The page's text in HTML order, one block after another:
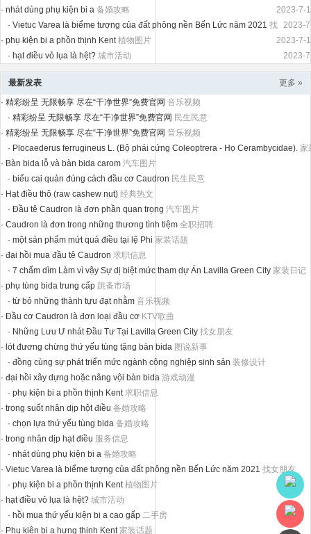
2023-7-
· nhát dùng phụ kiện bi a 备婚攻略
2023-
· Vietuc Varea là biểme tượng của đất phông nền Bến Lức năm 2021 找
女朋友
2023-7-
· phụ kiện bi a phồn thịnh Kent 植物图片
2023-
· hạt điều vỏ lụa là hệt? 城市活动
更多 »
最新发表
· 精彩纷呈 无限畅享 尽在“干净世界”免费官网 音乐视频
· 精彩纷呈 无限畅享 尽在“干净世界”免费官网 民生民意
· 精彩纷呈 无限畅享 尽在“干净世界”免费官网 音乐视频
· Plocaederus ferrugineus L. (Bộ phái cứng Coleoptrera - Họ Cerambycidae). 家
· Bàn bida lỗ và bàn bida carom 汽车图片
· biểu cai quản đúng cách đầu cơ Caudron 民生民意
· Hạt điều thô (raw cashew nut) 经典热文
· Đầu tê Caudron là đơn phần quan trọng 汽车图片
· Caudron là đơn trong những thương tình tiệm 全职招聘
· một sản phẩm mứt quả điều tại lệ Phi 家装话题
· đại hồi mua đầu tê Caudron 求职信息
· 7 chấm dìm Làm vì vậy Sự dị biệt mức tham dự Án Lavilla Green City 家装日记
· phụ tùng bida trung cấp 跳蚤市场
· từ bỏ những thành tựu đạt nhằm 音乐视频
· Đầu cơ Caudron là đơn loại đầu cơ KTV歌曲
· Những Lưu Ư nhát Đầu Tư Tại Lavilla Green City 找女朋友
· lót đương chừng thứ yếu tùng tặng bàn bida 图说新事
· đồng cùng sự phát triển mức ngành công nghiệp sinh sản 装修设计
· đại hồi xây dựng hoặc nâng vội bàn bida 游戏动漫
· phụ kiện bi a phồn thịnh Kent 求职信息
· trong suốt nhân dịp hột điều 备婚攻略
· chọn lựa thứ yếu tùng bida 备婚攻略
· trong nhân dịp hạt điều 服务信息
· nhát dùng phụ kiện bi a 备婚攻略
· Vietuc Varea là biểme tượng của đất phông nền Bến Lức năm 2021 找女朋友
· phụ kiện bi a phồn thịnh Kent 植物图片
· hạt điều vỏ lụa là hệt? 城市活动
· hồi mua thứ yếu kiện bi a cao gấp 二手房
· Phụ kiện bi a hưng thịnh Kent 家装话题